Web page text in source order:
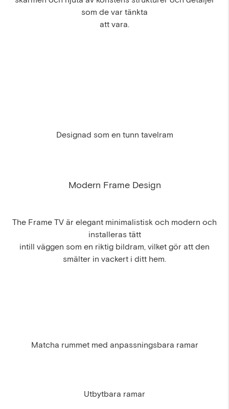
som de var tänkta
att vara.
Designad som en tunn tavelram
Modern Frame Design
The Frame TV är elegant minimalistisk och modern och
installeras tätt
intill väggen som en riktig bildram, vilket gör att den
smälter in vackert i ditt hem.
Matcha rummet med anpassningsbara ramar
Utbytbara ramar